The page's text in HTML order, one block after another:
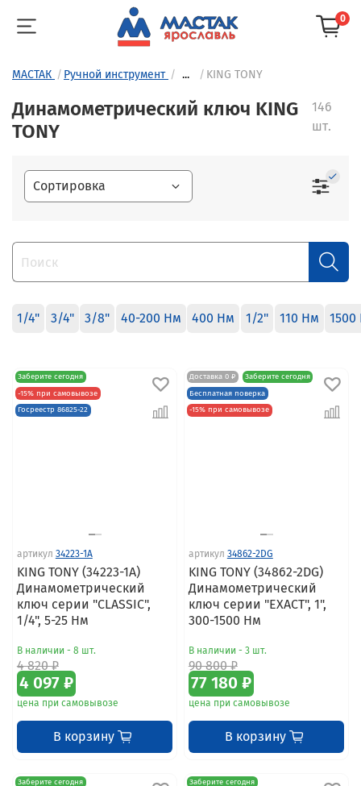
0
МАСТАК Ручной инструмент ... KING TONY
Динамометрический ключ KING
TONY
146
шт.
1/4" 3/4" 3/8" 40-200 Нм 400 Нм 1/2" 110 Нм
Заберите сегодня
-15% при самовывозе
Госреестр 86825-22
артикул 34223-1A
KING TONY (34223-1A)
Динамометрический
ключ серии "CLASSIC",
1/4", 5-25 Нм
В наличии - 8 шт.
4 820 ₽
4 097 ₽
цена при самовывозе
В корзину
Доставка 0 ₽
Заберите сегодня
Бесплатная поверка
-15% при самовывозе
артикул 34862-2DG
KING TONY (34862-2DG)
Динамометрический
ключ серии "EXACT", 1",
300-1500 Нм
В наличии - 3 шт.
90 800 ₽
77 180 ₽
цена при самовывозе
В корзину
Заберите сегодня
Заберите сегодня